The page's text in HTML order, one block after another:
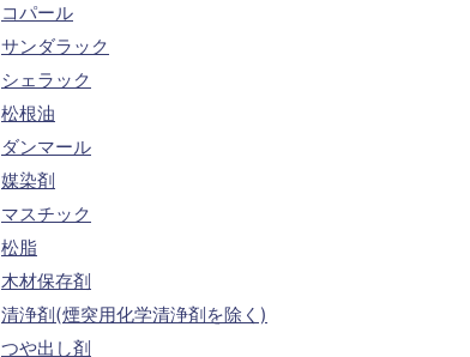
コパール
サンダラック
シェラック
松根油
ダンマール
媒染剤
マスチック
松脂
木材保存剤
清浄剤(煙突用化学清浄剤を除く)
つや出し剤